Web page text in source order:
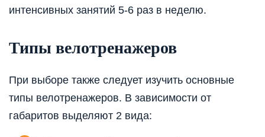
интенсивных занятий 5-6 раз в неделю.
Типы велотренажеров
При выборе также следует изучить основные
типы велотренажеров. В зависимости от
габаритов выделяют 2 вида: